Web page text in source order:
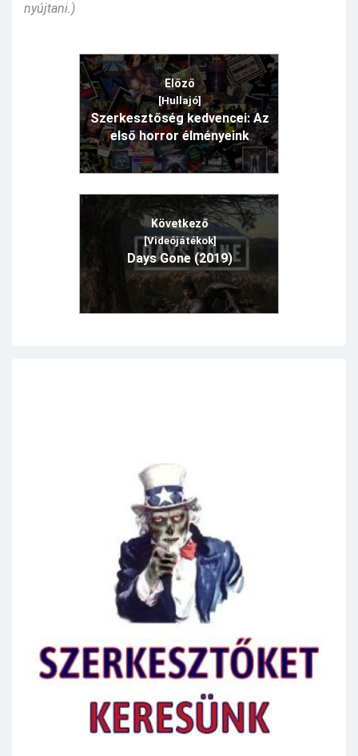
nyújtani.)
Előző
[Hullajó]
Szerkesztőség kedvencei: Az
első horror élményeink
Következő
[Videójátékok]
Days Gone (2019)